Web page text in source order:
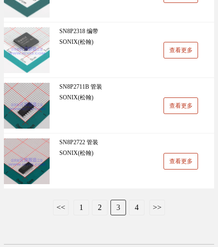
ST(先科)(660)
ADI(亚德诺)(629)
HKR(香港电阻)(619)
SN8P2318 编带
SONIX(松翰)
查看更多
SN8P2711B 管装
SONIX(松翰)
查看更多
SN8P2722 管装
SONIX(松翰)
查看更多
<< 1 2 3 4 >>